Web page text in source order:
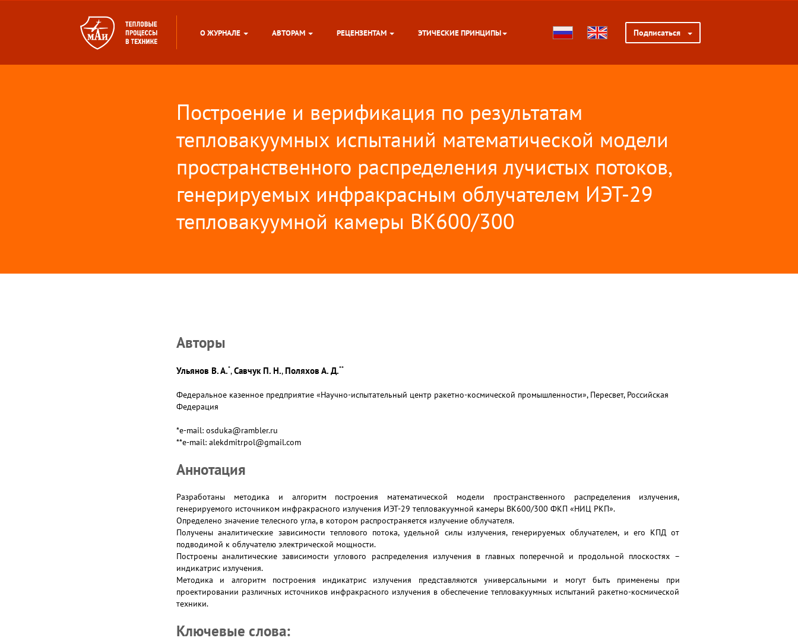
О ЖУРНАЛЕ АВТОРАМ РЕЦЕНЗЕНТАМ ЭТИЧЕСКИЕ ПРИНЦИПЫ Подписаться
Построение и верификация по результатам
тепловакуумных испытаний математической модели
пространственного распределения лучистых потоков,
генерируемых инфракрасным облучателем ИЭТ-29
тепловакуумной камеры ВК600/300
Авторы
Ульянов В. А.*,Савчук П. Н.,Поляхов А. Д.**
Федеральное казенное предприятие «Научно-испытательный центр ракетно-космической промышленности», Пересвет, Российская
Федерация
*e-mail: osduka@rambler.ru
**e-mail: alekdmitrpol@gmail.com
Аннотация
Разработаны методика и алгоритм построения математической модели пространственного распределения излучения,
генерируемого источником инфракрасного излучения ИЭТ-29 тепловакуумной камеры ВК600/300 ФКП «НИЦ РКП».
Определено значение телесного угла, в котором распространяется излучение облучателя.
Получены аналитические зависимости теплового потока, удельной силы излучения, генерируемых облучателем, и его КПД от
подводимой к облучателю электрической мощности.
Построены аналитические зависимости углового распределения излучения в главных поперечной и продольной плоскостях –
индикатрис излучения.
Методика и алгоритм построения индикатрис излучения представляются универсальными и могут быть применены при
проектировании различных источников инфракрасного излучения в обеспечение тепловакуумных испытаний ракетно-космической
техники.
Ключевые слова: